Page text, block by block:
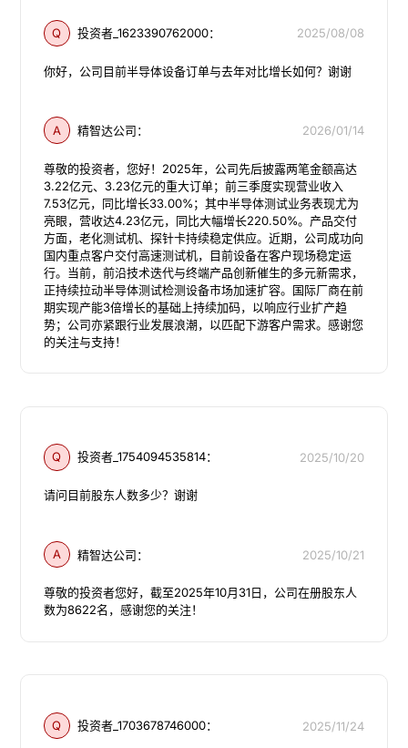
Q 投资者_1623390762000： 2025/08/08
你好，公司目前半导体设备订单与去年对比增长如何？谢谢
A 精智达公司： 2026/01/14
尊敬的投资者，您好！2025年，公司先后披露两笔金额高达
3.22亿元、3.23亿元的重大订单；前三季度实现营业收入
7.53亿元，同比增长33.00%；其中半导体测试业务表现尤为
亮眼，营收达4.23亿元，同比大幅增长220.50%。产品交付
方面，老化测试机、探针卡持续稳定供应。近期，公司成功向
国内重点客户交付高速测试机，目前设备在客户现场稳定运
行。当前，前沿技术迭代与终端产品创新催生的多元新需求，
正持续拉动半导体测试检测设备市场加速扩容。国际厂商在前
期实现产能3倍增长的基础上持续加码，以响应行业扩产趋
势；公司亦紧跟行业发展浪潮，以匹配下游客户需求。感谢您
的关注与支持！
Q 投资者_1754094535814： 2025/10/20
请问目前股东人数多少？谢谢
A 精智达公司： 2025/10/21
尊敬的投资者您好，截至2025年10月31日，公司在册股东人
Q 投资者_1703678746000： 2025/11/24